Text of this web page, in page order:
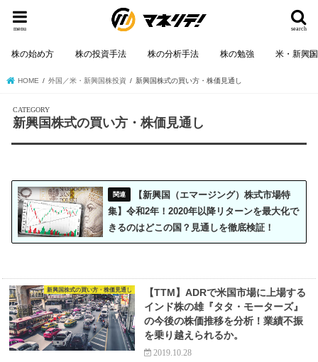
search
menu
株の始め方 株の投資手法 株の分析手法 株の勉強 米・新興
HOME 外国／米・新興国株投資 新興国株式の買い方・株価見通し
新興国株式の買い方・株価見通し
【新興国（エマージング）株式市場特
集】令和2年！2020年以降リターンを最大化で
きるのはどこの国？見通しを徹底検証！
新興国株式の買い方・株価見通し
【TTM】ADRで米国市場に上場する
インド株の雄『タタ・モーターズ』
の今後の株価推移を分析！業績不振
を乗り越えられるか。
2019.10.28